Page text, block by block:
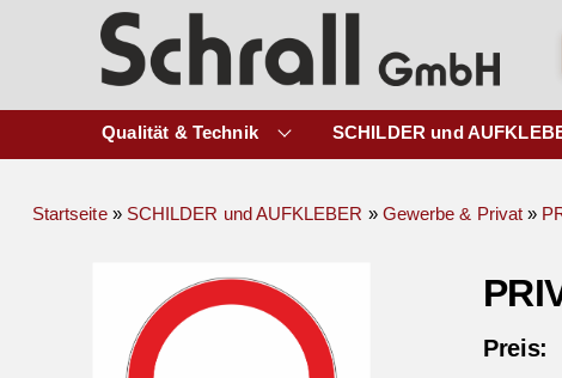
Qualität & Technik SCHILDER und
Startseite» SCHILDER und AUFKLEBER » Gewerbe & Privat»
Preis: